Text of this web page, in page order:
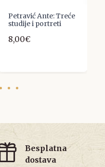
Petravić Ante: Treće
studije i portreti
8,00€
Besplatna
dostava